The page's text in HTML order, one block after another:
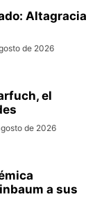
Altagracia
de 2026
el
de 2026
a sus